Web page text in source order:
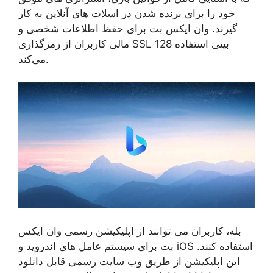
خود را برای برنده شدن در اسلات‌ های آنلاین به کار
گیرند. وان ایکس بت برای حفظ اطلاعات شخصی و
مالی کاربران از رمزگذاری SSL 128 بیتی استفاده
می‌کند.
بله، کاربران می‌ توانند از اپلیکیشن رسمی وان ایکس
بت برای سیستم‌ عامل‌ های اندروید و iOS استفاده کنند.
این اپلیکیشن از طریق وب‌ سایت رسمی قابل دانلود